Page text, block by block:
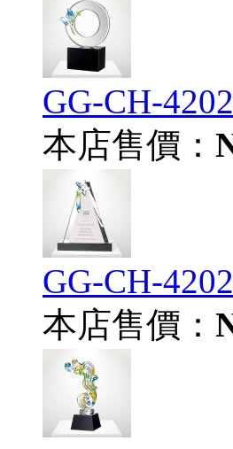
GG-CH-
本店售價：
GG-CH-
本店售價：